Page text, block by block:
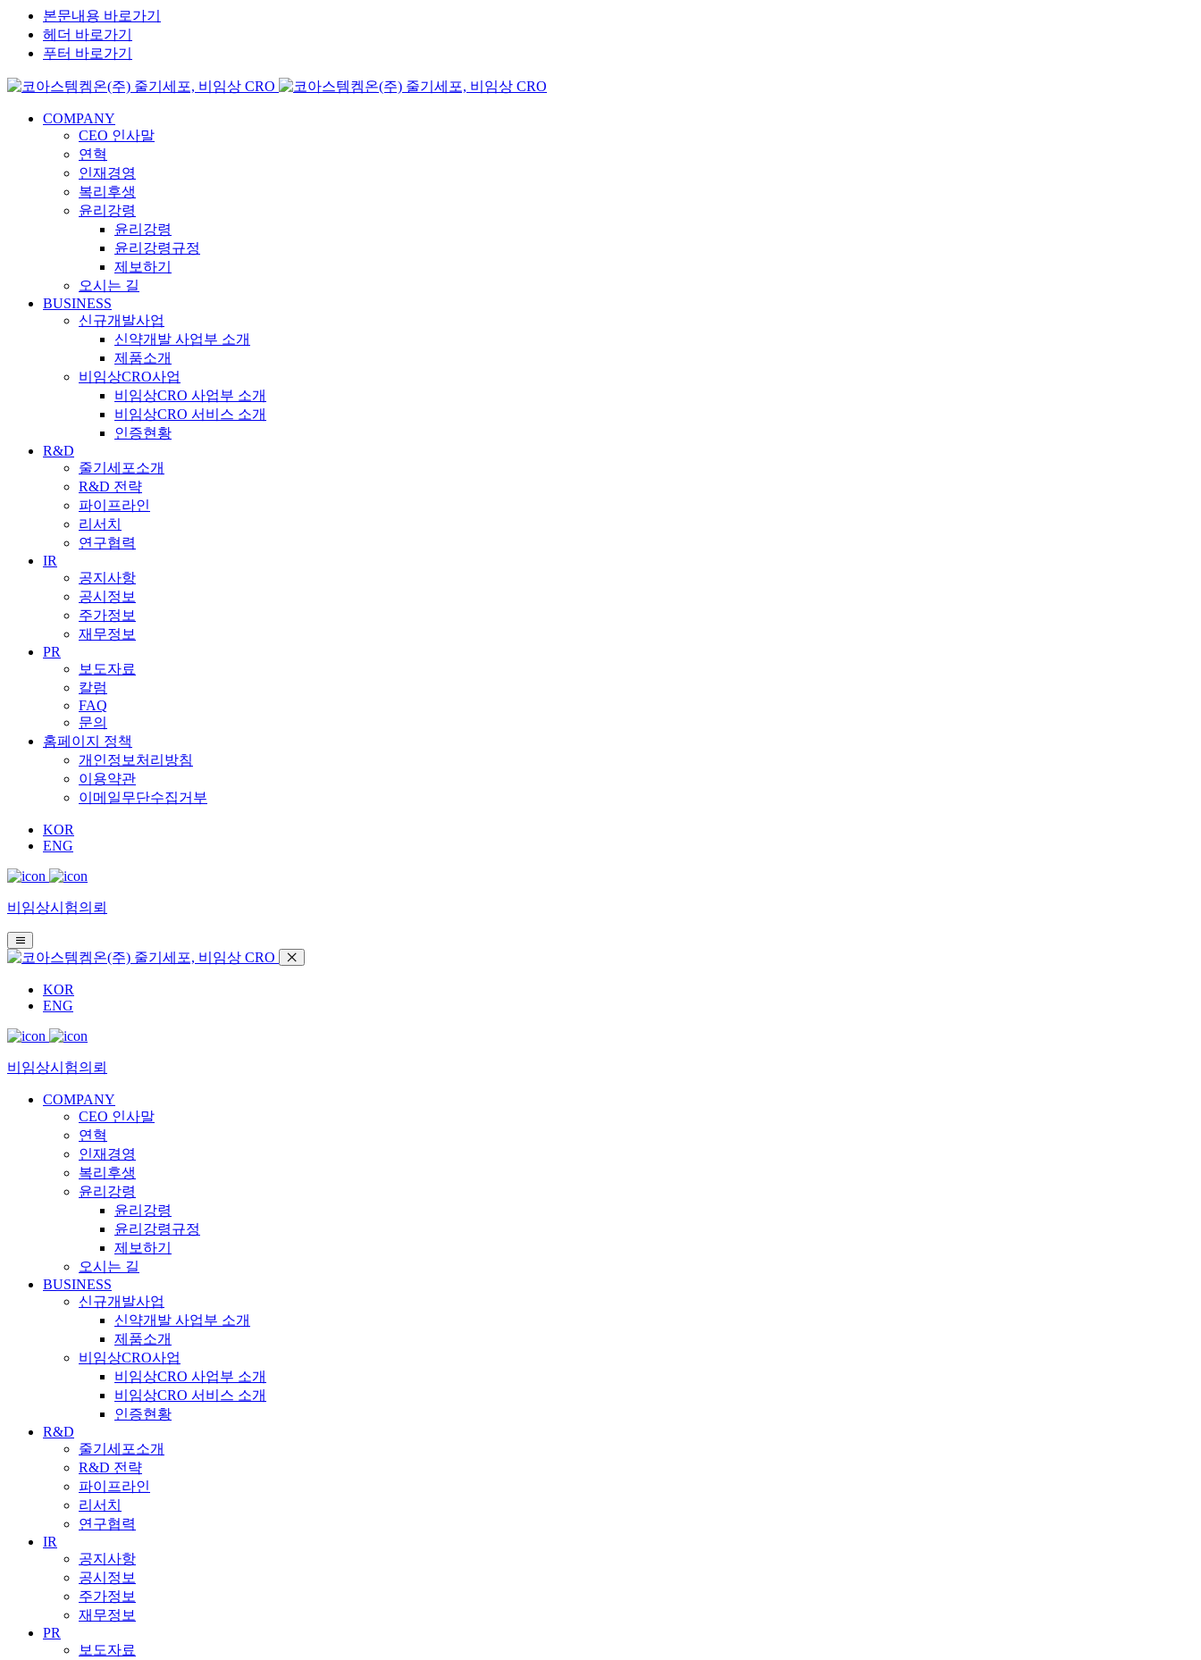
본문내용 바로가기
헤더 바로가기
푸터 바로가기
COMPANY
CEO 인사말
연혁
인재경영
복리후생
윤리강령
윤리강령
윤리강령규정
제보하기
오시는 길
BUSINESS
신규개발사업
신약개발 사업부 소개
제품소개
비임상CRO사업
비임상CRO 사업부 소개
비임상CRO 서비스 소개
인증현황
R&D
줄기세포소개
R&D 전략
파이프라인
리서치
연구협력
IR
공지사항
공시정보
주가정보
재무정보
PR
보도자료
칼럼
FAQ
문의
홈페이지 정책
개인정보처리방침
이용약관
이메일무단수집거부
KOR
ENG
비임상시험의뢰
KOR
ENG
비임상시험의뢰
COMPANY
CEO 인사말
연혁
인재경영
복리후생
윤리강령
윤리강령
윤리강령규정
제보하기
오시는 길
BUSINESS
신규개발사업
신약개발 사업부 소개
제품소개
비임상CRO사업
비임상CRO 사업부 소개
비임상CRO 서비스 소개
인증현황
R&D
줄기세포소개
R&D 전략
파이프라인
리서치
연구협력
IR
공지사항
공시정보
주가정보
재무정보
PR
보도자료